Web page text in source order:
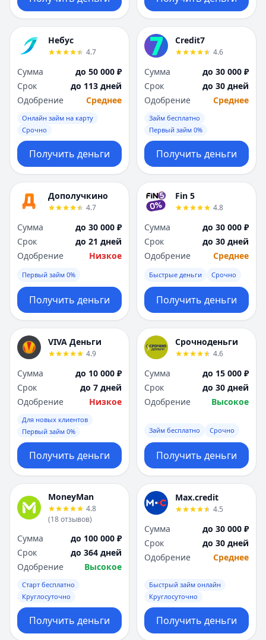
Небус
4.7
Сумма
до 50 000 ₽
Срок
до 113 дней
Одобрение
Среднее
Онлайн займ на карту
Срочно
Получить деньги
Credit7
4.6
Сумма
до 30 000 ₽
Срок
до 30 дней
Одобрение
Среднее
Займ бесплатно
Первый займ 0%
Получить деньги
Дополучкино
4.7
Сумма
до 30 000 ₽
Срок
до 21 дней
Одобрение
Низкое
Первый займ 0%
Получить деньги
Fin 5
4.8
Сумма
до 30 000 ₽
Срок
до 30 дней
Одобрение
Среднее
Быстрые деньги Срочно
Получить деньги
VIVA Деньги
4.9
Сумма
до 10 000 ₽
Срок
до 7 дней
Одобрение
Низкое
Для новых клиентов
Первый займ 0%
Получить деньги
Срочноденьги
4.6
Сумма
до 15 000 ₽
Срок
до 30 дней
Одобрение
Высокое
Займ бесплатно Срочно
Получить деньги
MoneyMan
4.8
(18отзывов)
Сумма
до 100 000 ₽
Срок
до 364 дней
Одобрение
Высокое
Старт бесплатно
Круглосуточно
Получить деньги
Max.credit
4.5
Сумма
до 30 000 ₽
Срок
до 30 дней
Одобрение
Среднее
Быстрый займ онлайн
Круглосуточно
Получить деньги